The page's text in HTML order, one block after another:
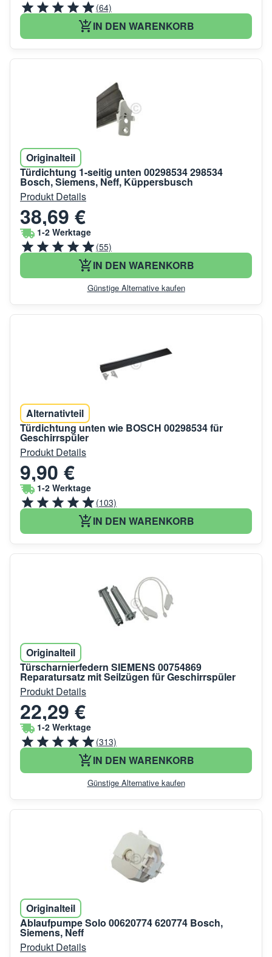
(64)
IN DEN WARENKORB
Originalteil
Türdichtung 1-seitig unten 00298534 298534
Bosch, Siemens, Neff, Küppersbusch
Produkt Details
38,69 €
1-2 Werktage
(55)
IN DEN WARENKORB
Günstige Alternative kaufen
Alternativteil
Türdichtung unten wie BOSCH 00298534 für
Geschirrspüler
Produkt Details
9,90 €
1-2 Werktage
(103)
IN DEN WARENKORB
Originalteil
Türscharnierfedern SIEMENS 00754869
Reparatursatz mit Seilzügen für Geschirrspüler
Produkt Details
22,29 €
1-2 Werktage
(313)
IN DEN WARENKORB
Günstige Alternative kaufen
Originalteil
Ablaufpumpe Solo 00620774 620774 Bosch,
Siemens, Neff
Produkt Details